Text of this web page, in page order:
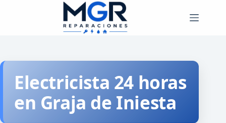
Electricista 24 horas
en Graja de Iniesta